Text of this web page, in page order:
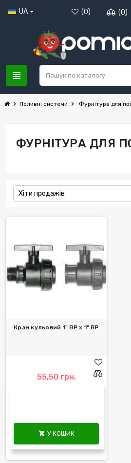
UA (0) (0)
view_headline
chevron_right Поливні системи chevron_right Фурнітура для
ФУРНІТУРА ДЛЯ
Хіти продажів
Кран кульовий 1" ВР х 1" ВР
55,50 грн.
 У КОШИК